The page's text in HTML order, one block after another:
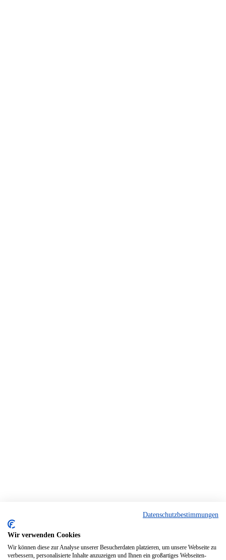
Datenschutzbestimmungen
Wir verwenden Cookies
Wir können diese zur Analyse unserer Besucherdaten platzieren, um unsere Webseite zu
verbessern, personalisierte Inhalte anzuzeigen und Ihnen ein großartiges Webseiten-